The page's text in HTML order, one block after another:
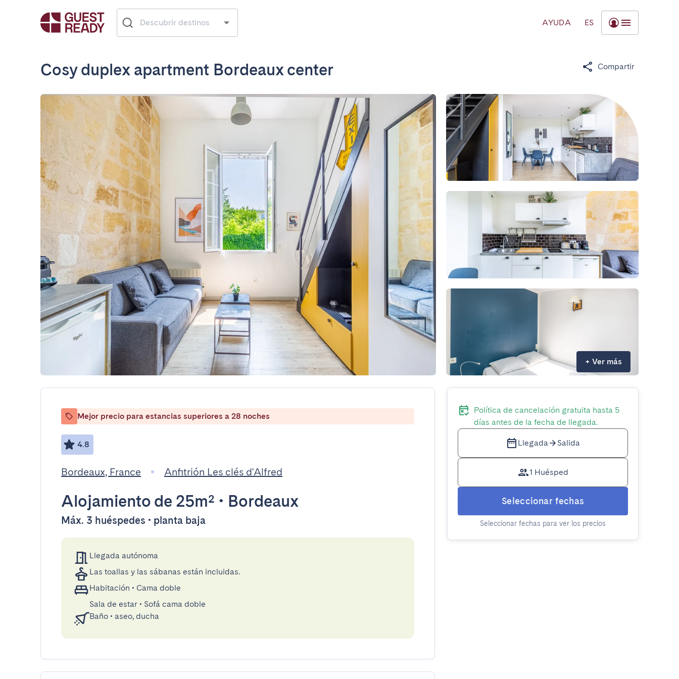
AYUDA ES
Cosy duplex apartment Bordeaux center Compartir
+ Ver más
Mejor precio para estancias superiores a 28 noches
4.8
Bordeaux, France Anfitrión Les clés d'Alfred
Alojamiento de 25m² • Bordeaux
Máx. 3 huéspedes • planta baja
Llegada autónoma
Las toallas y las sábanas están incluidas.
Habitación • Cama doble
Sala de estar • Sofá cama doble
Baño • aseo, ducha
Política de cancelación gratuita hasta 5
días antes de la fecha de llegada.
Llegada Salida
1 Huésped
Seleccionar fechas
Seleccionar fechas para ver los precios